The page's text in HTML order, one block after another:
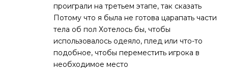
проиграли на третьем этапе, так сказать
Потому что я была не готова царапать части
тела об пол Хотелось бы, чтобы
использовалось одеяло, плед или что-то
подобное, чтобы переместить игрока в
необходимое место